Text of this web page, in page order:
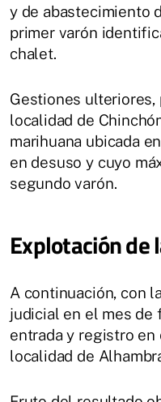
y de abastecimiento
primer varón
chalet.
Gestiones
localidad de
marihuana ubicada
en desuso y cuyo
segundo varón.
Explotación de
A continuación, con
judicial en el mes de
entrada y registro
localidad de